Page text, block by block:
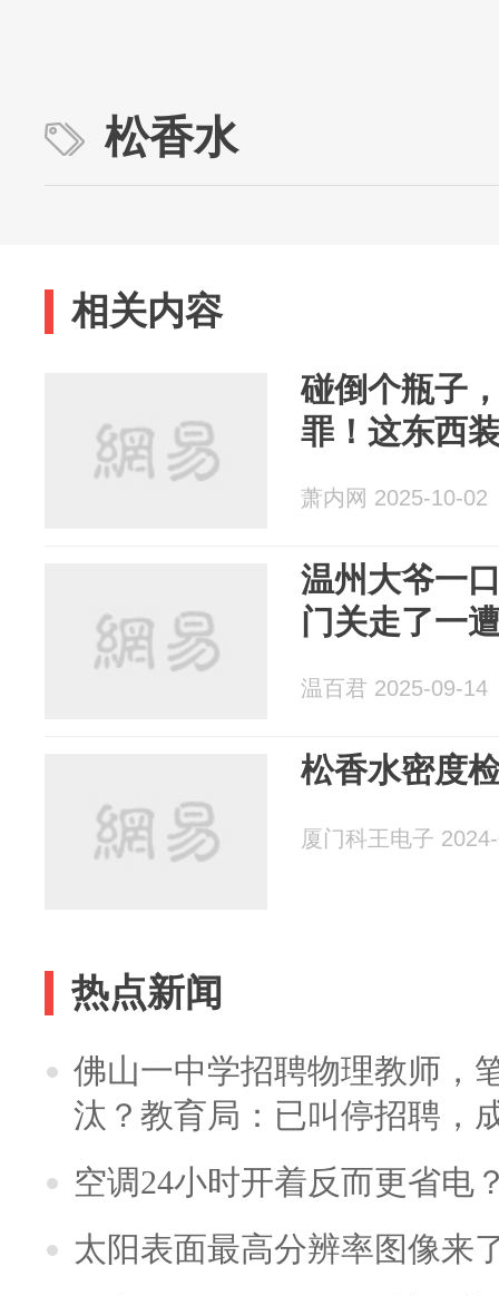
松香水
相关内容
碰倒个瓶子
罪！这东西
萧内网 2025-10-02
温州大爷一
门关走了一
温百君 2025-09-14
松香水密度
厦门科王电子
热点新闻
佛山一中学招聘物理教师，
汰？教育局：已叫停招聘，
空调24小时开着反而更省电
太阳表面最高分辨率图像来